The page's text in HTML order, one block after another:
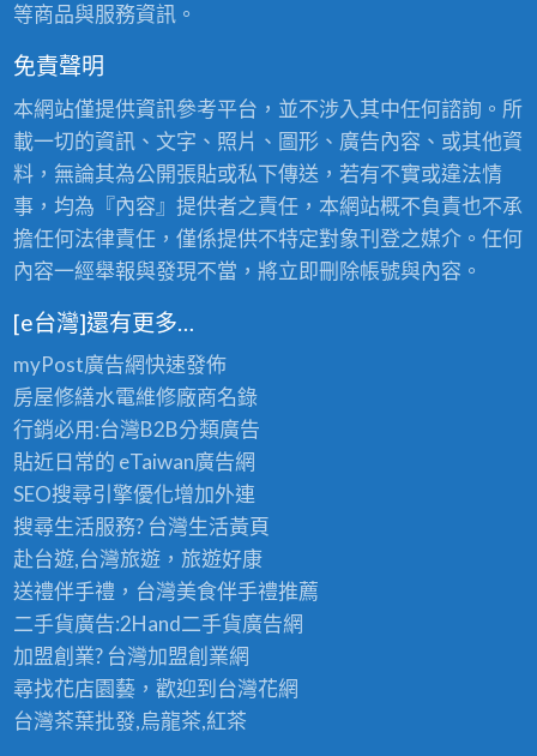
等商品與服務資訊。
免責聲明
本網站僅提供資訊參考平台，並不涉入其中任何諮詢。所
載一切的資訊、文字、照片、圖形、廣告內容、或其他資
料，無論其為公開張貼或私下傳送，若有不實或違法情
事，均為『內容』提供者之責任，本網站概不負責也不承
擔任何法律責任，僅係提供不特定對象刊登之媒介。任何
內容一經舉報與發現不當，將立即刪除帳號與內容。
[e台灣]還有更多…
myPost廣告網快速發佈
房屋修繕水電維修廠商名錄
行銷必用:台灣B2B分類廣告
貼近日常的 eTaiwan廣告網
SEO搜尋引擎優化增加外連
搜尋生活服務? 台灣生活黃頁
赴台遊,台灣旅遊，旅遊好康
送禮伴手禮，台灣美食伴手禮推薦
二手貨廣告:2Hand二手貨廣告網
加盟創業? 台灣加盟創業網
尋找花店園藝，歡迎到 台灣花網
台灣茶葉批發,烏龍茶,紅茶